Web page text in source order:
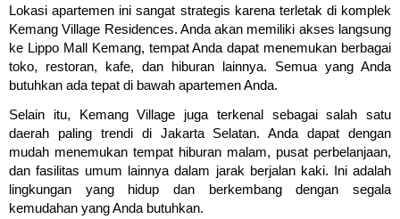
Lokasi apartemen ini sangat strategis karena terletak di komplek
Kemang Village Residences. Anda akan memiliki akses langsung
ke Lippo Mall Kemang, tempat Anda dapat menemukan berbagai
toko, restoran, kafe, dan hiburan lainnya. Semua yang Anda
butuhkan ada tepat di bawah apartemen Anda.
Selain itu, Kemang Village juga terkenal sebagai salah satu
daerah paling trendi di Jakarta Selatan. Anda dapat dengan
mudah menemukan tempat hiburan malam, pusat perbelanjaan,
dan fasilitas umum lainnya dalam jarak berjalan kaki. Ini adalah
lingkungan yang hidup dan berkembang dengan segala
kemudahan yang Anda butuhkan.